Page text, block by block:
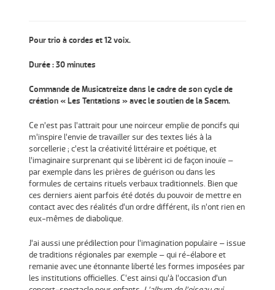
Pour trio à cordes et 12 voix.
Durée : 30 minutes
Commande de Musicatreize dans le cadre de son cycle de
création « Les Tentations » avec le soutien de la Sacem.
Ce n’est pas l’attrait pour une noirceur emplie de poncifs qui
m’inspire l’envie de travailler sur des textes liés à la
sorcellerie ; c’est la créativité littéraire et poétique, et
l’imaginaire surprenant qui se libèrent ici de façon inouïe –
par exemple dans les prières de guérison ou dans les
formules de certains rituels verbaux traditionnels. Bien que
ces derniers aient parfois été dotés du pouvoir de mettre en
contact avec des réalités d’un ordre différent, ils n’ont rien en
eux-mêmes de diabolique.
J’ai aussi une prédilection pour l’imagination populaire – issue
de traditions régionales par exemple – qui ré-élabore et
remanie avec une étonnante liberté les formes imposées par
les institutions officielles. C’est ainsi qu’à l’occasion d’un